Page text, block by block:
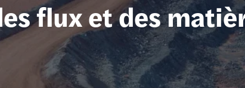
flux et des